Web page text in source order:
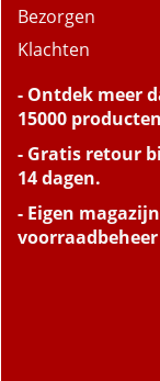
Bezorgen
Klachten
- Ontdek meer
15000
- Gratis retour
14 dagen.
- Eigen
voorraadbeheer